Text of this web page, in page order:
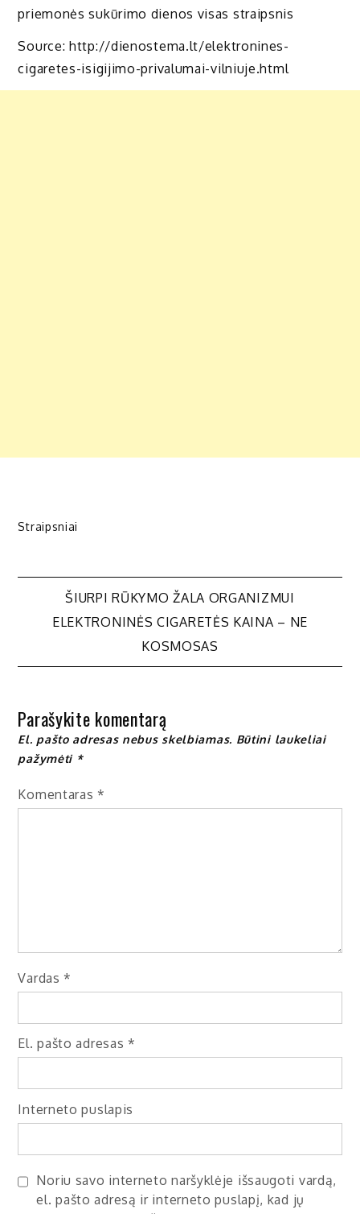
priemonės sukūrimo dienos visas straipsnis
Source: http://dienostema.lt/elektronines-
cigaretes-isigijimo-privalumai-vilniuje.html
Straipsniai
Navigacija
ŠIURPI RŪKYMO ŽALA ORGANIZMUI
ELEKTRONINĖS CIGARETĖS KAINA – NE
KOSMOSAS
Parašykite komentarą
El. pašto adresas nebus skelbiamas. Būtini laukeliai
pažymėti *
Komentaras *
Vardas *
El. pašto adresas *
Interneto puslapis
Noriu savo interneto naršyklėje išsaugoti vardą,
el. pašto adresą ir interneto puslapį, kad jų